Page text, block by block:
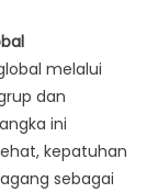
melalui
dan
ini
kepatuhan
sebagai